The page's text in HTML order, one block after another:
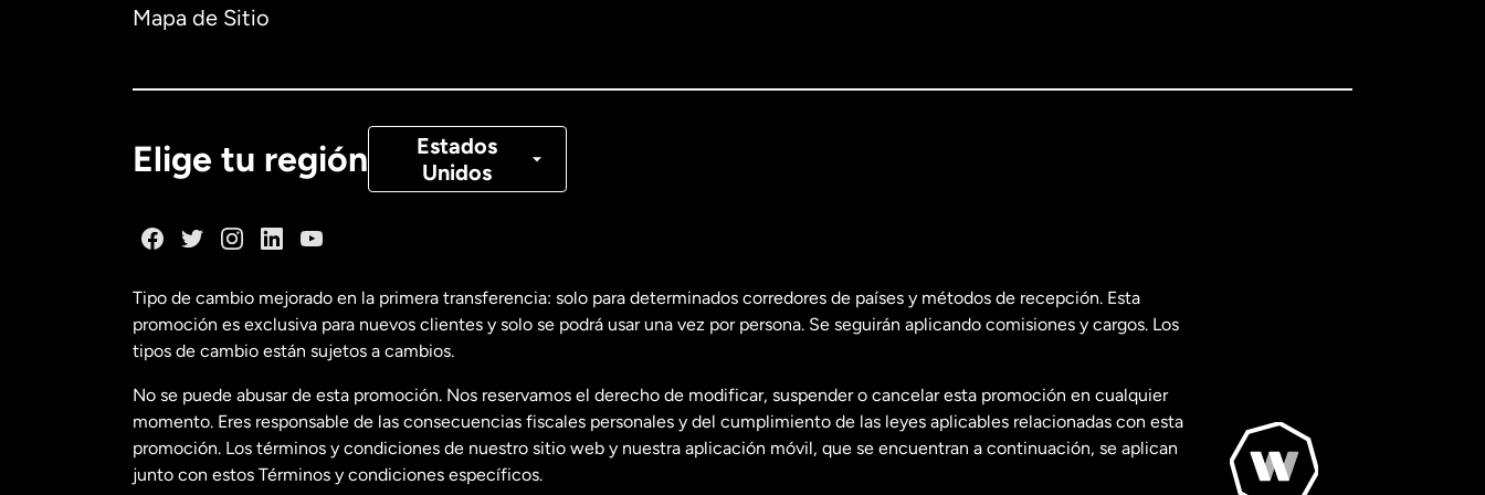
Mapa de Sitio
Elige tu región
Estados
Unidos
Canadá Français
Estados Unidos English
Estados Unidos Español
Francia
Tipo de cambio mejorado en la primera transferencia: solo para determinados corredores de países y métodos de recepción. Esta
promoción es exclusiva para nuevos clientes y solo se podrá usar una vez por persona. Se seguirán aplicando comisiones y cargos. Los
tipos de cambio están sujetos a cambios.
No se puede abusar de esta promoción. Nos reservamos el derecho de modificar, suspender o cancelar esta promoción en cualquier
momento. Eres responsable de las consecuencias fiscales personales y del cumplimiento de las leyes aplicables relacionadas con esta
promoción. Los términos y condiciones de nuestro sitio web y nuestra aplicación móvil, que se encuentran a continuación, se aplican
junto con estos Términos y condiciones específicos.